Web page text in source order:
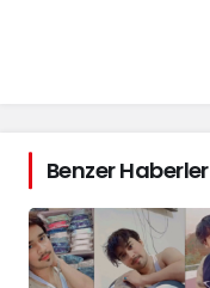
Benzer Haberler